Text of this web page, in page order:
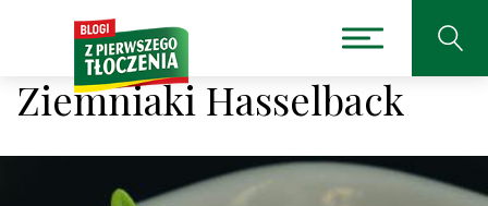
Ziemniaki Hasselback